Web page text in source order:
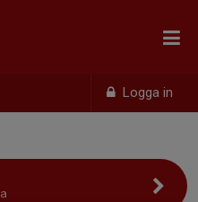
Logga in